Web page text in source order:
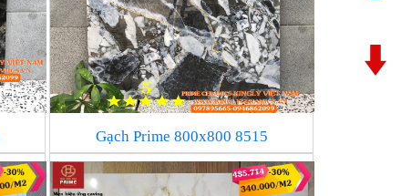
Gạch Prime 800x800 8515